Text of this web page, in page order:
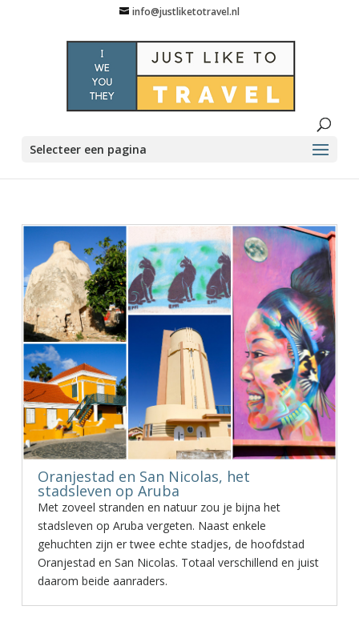
info@justliketotravel.nl
Selecteer een pagina
Oranjestad en San Nicolas, het
stadsleven op Aruba
Met zoveel stranden en natuur zou je bijna het
stadsleven op Aruba vergeten. Naast enkele
gehuchten zijn er twee echte stadjes, de hoofdstad
Oranjestad en San Nicolas. Totaal verschillend en juist
daarom beide aanraders.